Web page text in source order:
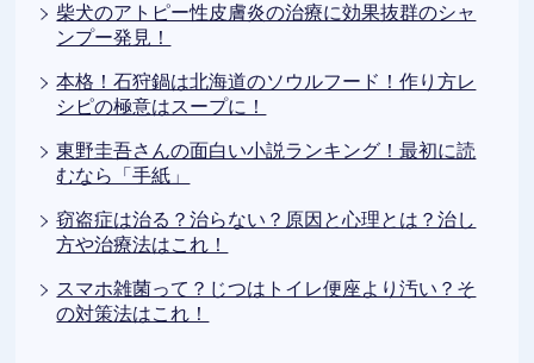
柴犬のアトピー性皮膚炎の治療に効果抜群のシャ
ンプー発見！
本格！石狩鍋は北海道のソウルフード！作り方レ
シピの極意はスープに！
東野圭吾さんの面白い小説ランキング！最初に読
むなら「手紙」
窃盗症は治る？治らない？原因と心理とは？治し
方や治療法はこれ！
スマホ雑菌って？じつはトイレ便座より汚い？そ
の対策法はこれ！